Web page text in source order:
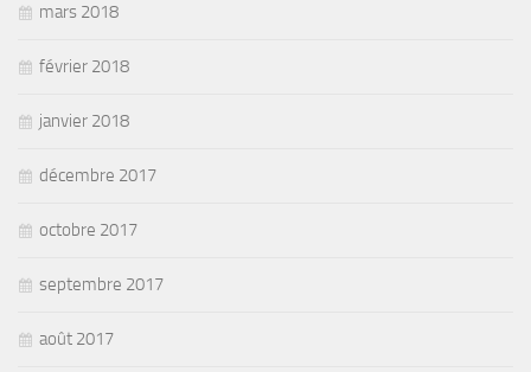
mars 2018
février 2018
janvier 2018
décembre 2017
octobre 2017
septembre 2017
août 2017